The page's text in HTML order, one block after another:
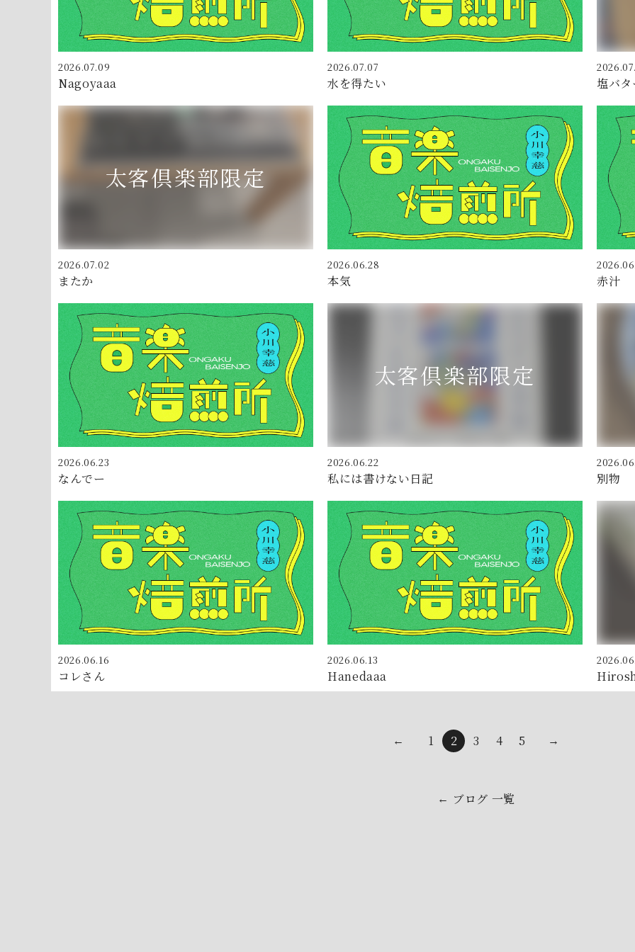
2026.07.09
Nagoyaaa
2026.07.07
水を得たい 塩バ
2026.07.02
またか
2026.06.28
本気 赤汁
2026.06.23
なんでー
2026.06.22
私には書けない日記 別物
2026.06.16
コレさん
2026.06.13
Hanedaaa
← 1 2 3 4 5 →
← ブログ 一覧